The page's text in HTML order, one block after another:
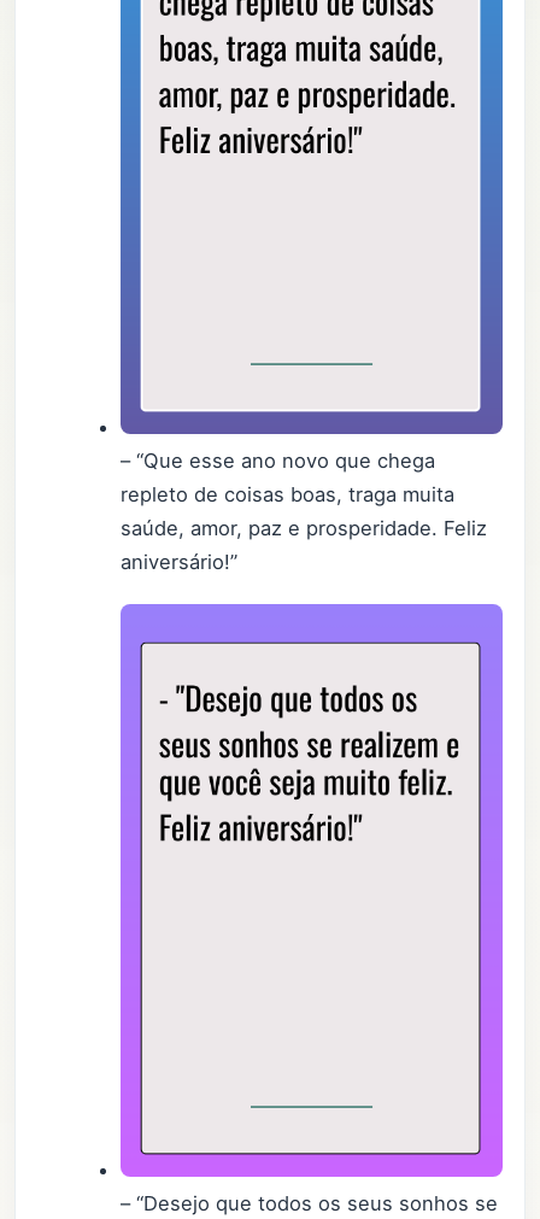
– “Que esse ano novo que chega
repleto de coisas boas, traga muita
saúde, amor, paz e prosperidade. Feliz
aniversário!”
– “Desejo que todos os seus sonhos se